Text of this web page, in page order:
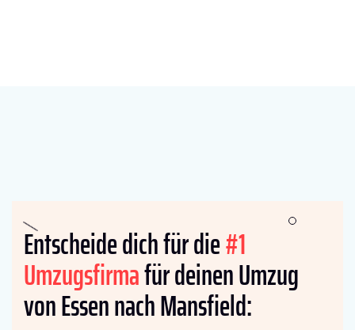
Entscheide dich für die#1
Umzugsfirmafür deinen Umzug
von Essen nach Mansfield: